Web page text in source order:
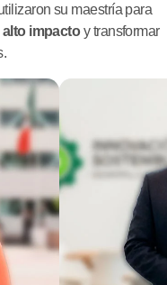
su maestría para
alto impactoy transformar